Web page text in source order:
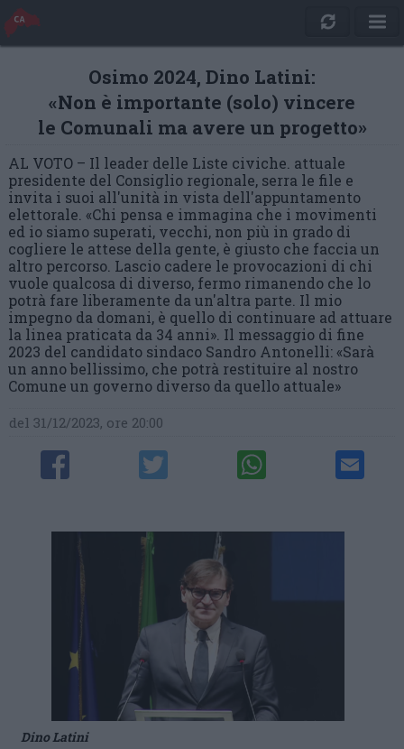
Osimo 2024, Dino Latini:
«Non è importante (solo) vincere
le Comunali ma avere un progetto»
AL VOTO – Il leader delle Liste civiche. attuale
presidente del Consiglio regionale, serra le file e
invita i suoi all'unità in vista dell'appuntamento
elettorale. «Chi pensa e immagina che i movimenti
ed io siamo superati, vecchi, non più in grado di
cogliere le attese della gente, è giusto che faccia un
altro percorso. Lascio cadere le provocazioni di chi
vuole qualcosa di diverso, fermo rimanendo che lo
potrà fare liberamente da un'altra parte. Il mio
impegno da domani, è quello di continuare ad attuare
la linea praticata da 34 anni». Il messaggio di fine
2023 del candidato sindaco Sandro Antonelli: «Sarà
un anno bellissimo, che potrà restituire al nostro
Comune un governo diverso da quello attuale»
del 31/12/2023, ore 20:00
Dino Latini